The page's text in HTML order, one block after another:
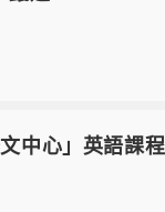
心」英語課